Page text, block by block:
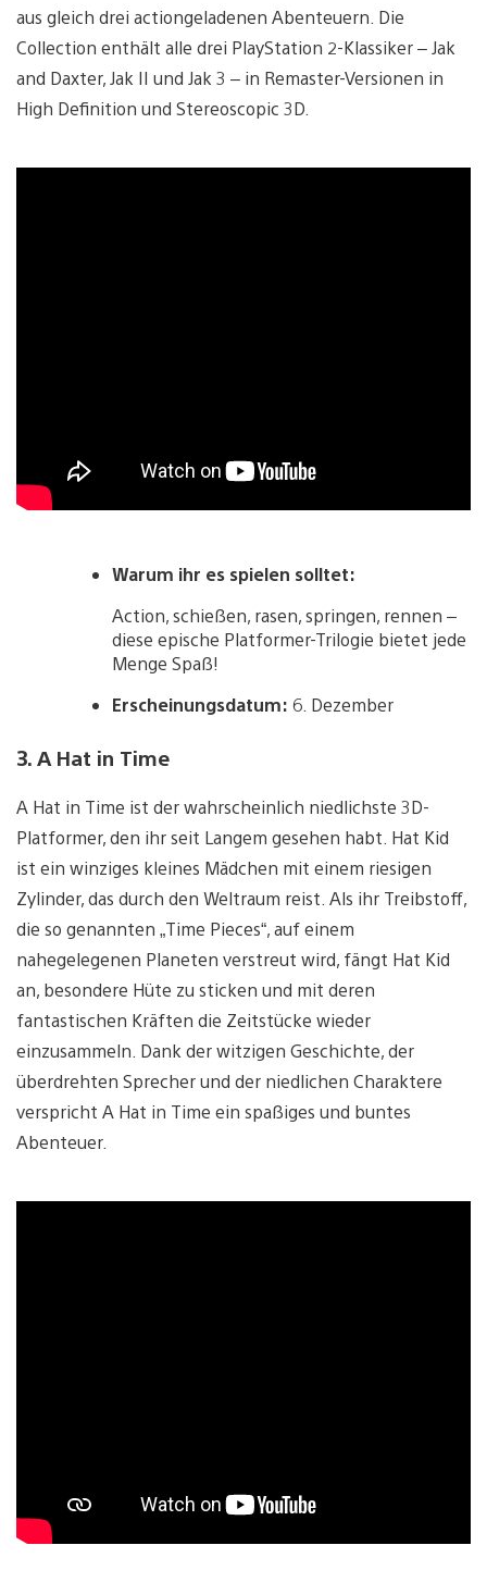
aus gleich drei actiongeladenen Abenteuern. Die
Collection enthält alle drei PlayStation 2-Klassiker – Jak
and Daxter, Jak II und Jak 3 – in Remaster-Versionen in
High Definition und Stereoscopic 3D.
Warum ihr es spielen solltet:
Action, schießen, rasen, springen, rennen –
diese epische Platformer-Trilogie bietet jede
Menge Spaß!
Erscheinungsdatum: 6. Dezember
3. A Hat in Time
A Hat in Time ist der wahrscheinlich niedlichste 3D-
Platformer, den ihr seit Langem gesehen habt. Hat Kid
ist ein winziges kleines Mädchen mit einem riesigen
Zylinder, das durch den Weltraum reist. Als ihr Treibstoff,
die so genannten „Time Pieces“, auf einem
nahegelegenen Planeten verstreut wird, fängt Hat Kid
an, besondere Hüte zu sticken und mit deren
fantastischen Kräften die Zeitstücke wieder
einzusammeln. Dank der witzigen Geschichte, der
überdrehten Sprecher und der niedlichen Charaktere
verspricht A Hat in Time ein spaßiges und buntes
Abenteuer.